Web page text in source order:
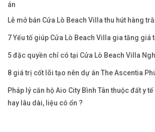
án
Lễ mở bán Cửa Lò Beach Villa thu hút hàng
7 Yếu tố giúp Cửa Lò Beach Villa gia tăng
5 đặc quyền chỉ có tại Cửa Lò Beach Villa
8 giá trị cốt lõi tạo nên dự án The Ascentia
Pháp lý căn hộ Aio City Bình Tân thuộc đất y
hay lâu dài, liệu có ổn ?